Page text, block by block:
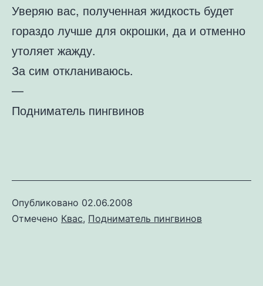
Уверяю вас, полученная жидкость будет
гораздо лучше для окрошки, да и отменно
утоляет жажду.
За сим откланиваюсь.
—
Подниматель пингвинов
Опубликовано 02.06.2008
Отмечено Квас, Подниматель пингвинов